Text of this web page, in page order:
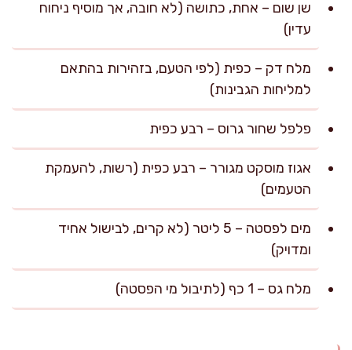
שן שום – אחת, כתושה (לא חובה, אך מוסיף ניחוח
עדין)
מלח דק – כפית (לפי הטעם, בזהירות בהתאם
למליחות הגבינות)
פלפל שחור גרוס – רבע כפית
אגוז מוסקט מגורר – רבע כפית (רשות, להעמקת
הטעמים)
מים לפסטה – 5 ליטר (לא קרים, לבישול אחיד
ומדויק)
מלח גס – 1 כף (לתיבול מי הפסטה)